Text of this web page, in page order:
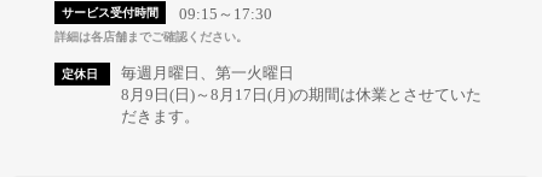
サービス受付時間 09:15～17:30
詳細は各店舗までご確認ください。
定休日
毎週月曜日、第一火曜日
8月9日(日)～8月17日(月)の期間は休業とさせていた
だきます。